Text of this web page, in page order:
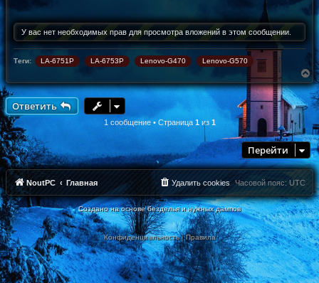
е
н
и
е
У вас нет необходимых прав для просмотра вложений в этом сообщении.
Теги: LA-6751P LA-6753P Lenovo-G470 Lenovo-G570
В
е
р
н
т
ь
с
я
к
н
ч
а
л
у
Ответить
1 сообщение • Страница 1из 1
Перейти
NoutPC Главная Часовой пояс: UTC
Удалить cookies
Создано на основе безделья и нужных дампов
Конфиденциальность|Правила